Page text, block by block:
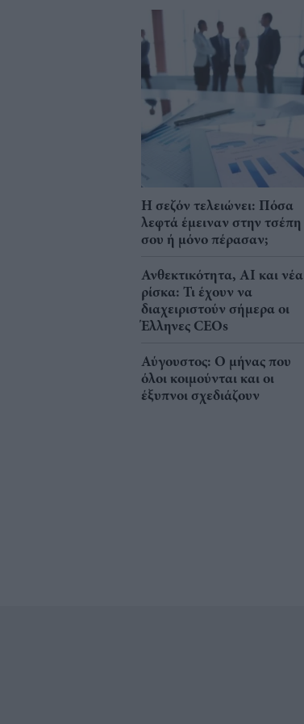
Η σεζόν τελειώνει: Πόσα
λεφτά έμειναν στην τσέπη
σου ή μόνο πέρασαν;
Ανθεκτικότητα, AI και νέα
ρίσκα: Τι έχουν να
διαχειριστούν σήμερα οι
Έλληνες CEOs
Αύγουστος: Ο μήνας που
όλοι κοιμούνται και οι
έξυπνοι σχεδιάζουν